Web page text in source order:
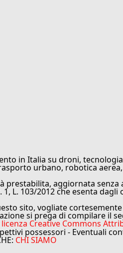
in Italia su droni,
urbano, robotica
prestabilita, aggiornata
L. 103/2012 che esenta
sito, vogliate
si prega di compilare il
licenza Creative Commons
possessori - Eventuali
CHI SIAMO